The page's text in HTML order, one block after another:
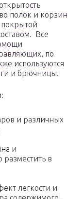
полок и корзин
Все
по
используются
и брючницы.
и различных
и
в
легкости и